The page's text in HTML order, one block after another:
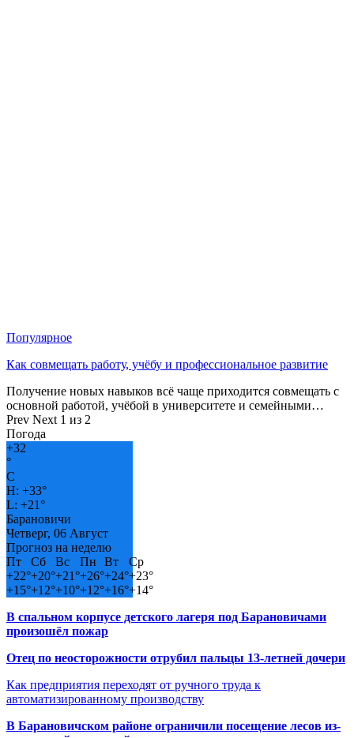
Популярное
Как совмещать работу, учёбу и профессиональное развитие
Получение новых навыков всё чаще приходится совмещать с
основной работой, учёбой в университете и семейными…
Prev Next 1 из 2
Погода
+32
°
C
H: +33°
L: +21°
Барановичи
Четверг, 06 Август
Прогноз на неделю
Пт
Сб Вс Пн Вт
Ср
+22°+20°+21°+26°+24°+23°
+15°+12°+10°+12°+16°+14°
В спальном корпусе детского лагеря под Барановичами
произошёл пожар
Отец по неосторожности отрубил пальцы 13-летней дочери
Как предприятия переходят от ручного труда к
автоматизированному производству
В Барановичском районе ограничили посещение лесов из-